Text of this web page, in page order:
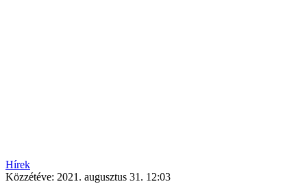
Hírek
Közzétéve: 2021. augusztus 31. 12:03